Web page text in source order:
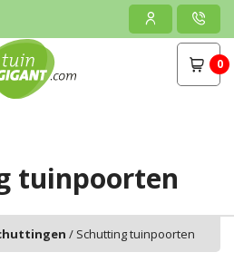
0
tuinpoorten
/ Schutting tuinpoorten